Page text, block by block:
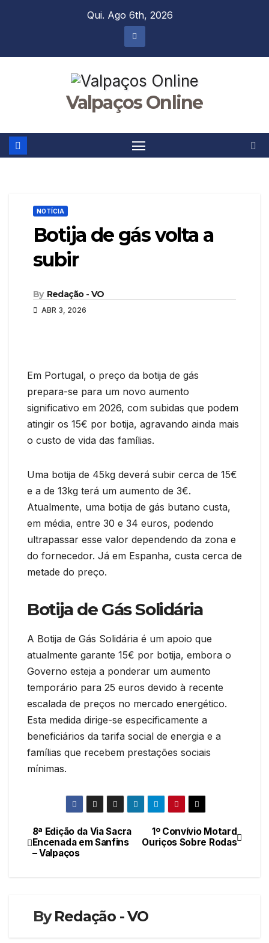
Qui. Ago 6th, 2026
Valpaços Online
NOTÍCIA
Botija de gás volta a
subir
By Redação - VO
ABR 3, 2026
Em Portugal, o preço da botija de gás
prepara-se para um novo aumento
significativo em 2026, com subidas que podem
atingir os 15€ por botija, agravando ainda mais
o custo de vida das famílias.
Uma botija de 45kg deverá subir cerca de 15€
e a de 13kg terá um aumento de 3€.
Atualmente, uma botija de gás butano custa,
em média, entre 30 e 34 euros, podendo
ultrapassar esse valor dependendo da zona e
do fornecedor. Já em Espanha, custa cerca de
metade do preço.
Botija de Gás Solidária
A Botija de Gás Solidária é um apoio que
atualmente garante 15€ por botija, embora o
Governo esteja a ponderar um aumento
temporário para 25 euros devido à recente
escalada de preços no mercado energético.
Esta medida dirige-se especificamente a
beneficiários da tarifa social de energia e a
famílias que recebem prestações sociais
mínimas.
Navegação
de
1º Convívio Motard
Ouriços Sobre Rodas
8ª Edição da Via Sacra
Encenada em Sanfins
– Valpaços
ByRedação - VO